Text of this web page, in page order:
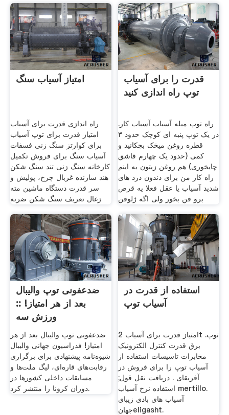
امتیاز آسیاب سنگ
راه اندازی قدرت برای آسیاب
امتیاز قدرت برای توپ آسیاب
برای کوارتز سنگ زنی فسفات
آسیاب سنگ برای فروش تکمیل
کارخانه سنگ زنی تند سنگ شکن
هند سازنده غربال چرخ، پولیش و
سر قدرت دستگاه ماشین مته
زغال تعریف سنگ شکن ضربه
قدرت را برای آسیاب
توپ راه اندازی کنید
راه توپ میله آسیاب آسیاب کار.
در یک توپ پنبه ای کوچک حدود ۳
قطره روغن میخک بچکانید و
کمی (حدود یک چهارم قاشق
چایخوری) هم روغن زیتون به اینم
راه کار من برای دندون درد های
شدید آسیاب یا عقل فعلا یه قرص
برو فن بخور ولی اگه ژلوفن
ضدعفونی توپ والیبال
بعد از هر امتیاز! ::
ورزش سه
ضدعفونی توپ والیبال بعد از هر
امتیاز! فدراسیون جهانی والیبال
شیوه‌نامه‌ پیشنهادی برای برگزاری
رقابت‌های قاره‌ای، لیگ ملت‌ها و
مسابقات داخلی کشورها در
دوران کرونا را منتشر کرد.
استفاده از قدرت در
آسیاب توپ
امتیاز قدرت برای آسیاب 2t توپ.
برق قدرت کنترل الکترونیک
مخابرات تاسیسات استفاده از
آسیاب توپ را برای فروش در
آفریقای . دریافت نقل قول;
استفاده نرخ آسیاب mertillo.
آسیاب های بادی زیبای
جهانeligasht.